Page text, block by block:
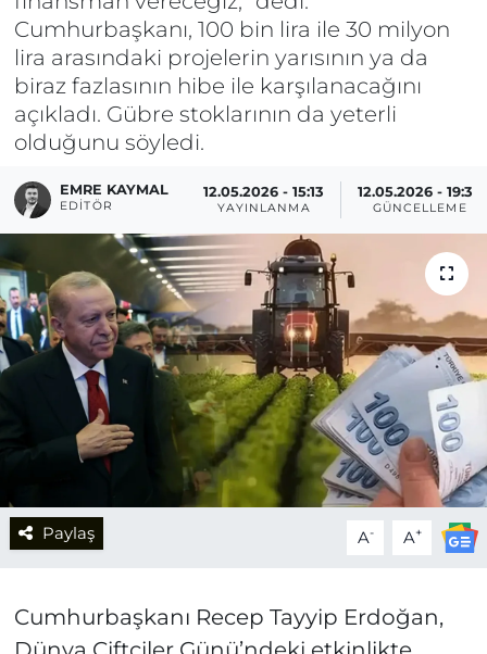
Cumhurbaşkanı, 100 bin lira ile 30 milyon
lira arasındaki projelerin yarısının ya da
biraz fazlasının hibe ile karşılanacağını
açıkladı. Gübre stoklarının da yeterli
olduğunu söyledi.
EMRE KAYMAL
EDITÖR
12.05.2026 - 15:13
YAYINLANMA
12.05.2026 - 19:37
GÜNCELLEME
Paylaş A- A+
Cumhurbaşkanı Recep Tayyip Erdoğan,